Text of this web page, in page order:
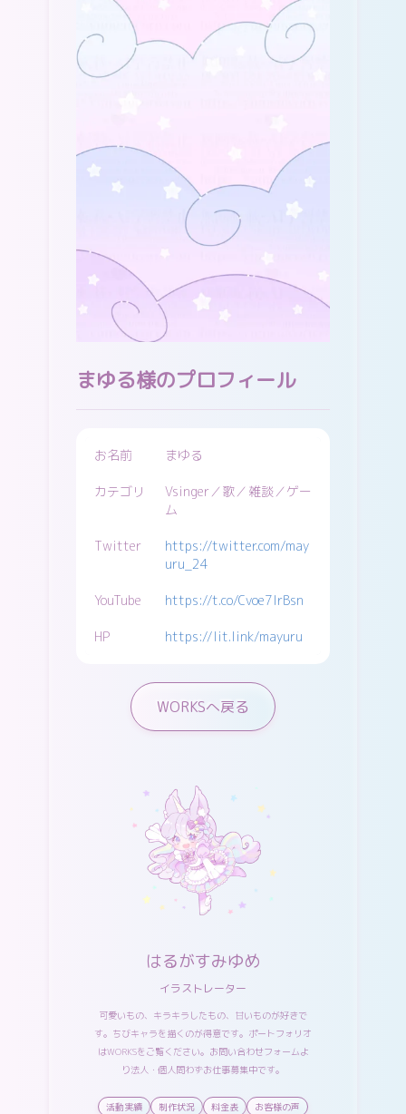
まゆる様のプロフィール
お名前 まゆる
カテゴリ
Vsinger／歌／雑談／ゲー
ム
Twitter
https://twitter.com/may
uru_24
YouTube https://t.co/Cvoe7IrBsn
HP https://lit.link/mayuru
WORKSへ戻る
はるがすみゆめ
イラストレーター
可愛いもの、キラキラしたもの、甘いものが好きで
す。ちびキャラを描くのが得意です。ポートフォリオ
はWORKSをご覧ください。 お問い合わせフォームよ
り法人・個人問わずお仕事募集中です。
活動実績 制作状況 料金表 お客様の声